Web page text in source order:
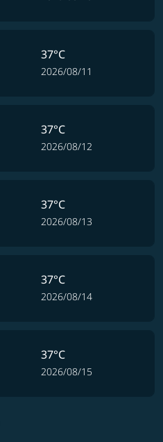
37°C
2026/08/11
37°C
2026/08/12
37°C
2026/08/13
37°C
2026/08/14
37°C
2026/08/15